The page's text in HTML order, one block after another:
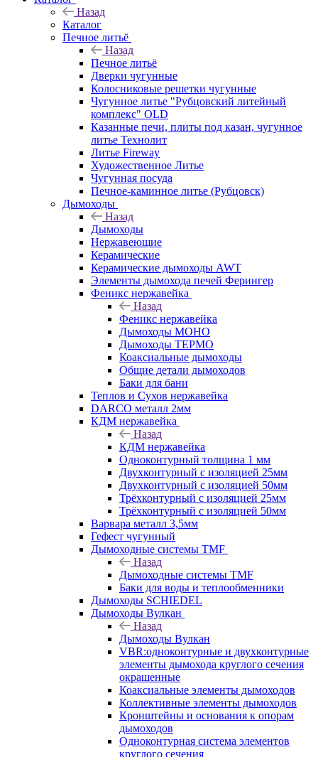
Назад
Каталог
Печное литьё
Назад
Печное литьё
Дверки чугунные
Колосниковые решетки чугунные
Чугунное литье "Рубцовский литейный
комплекс" OLD
Казанные печи, плиты под казан, чугунное
литье Технолит
Литье Fireway
Художественное Литье
Чугунная посуда
Печное-каминное литье (Рубцовск)
Дымоходы
Назад
Дымоходы
Нержавеющие
Керамические
Керамические дымоходы AWT
Элементы дымохода печей Ферингер
Феникс нержавейка
Назад
Феникс нержавейка
Дымоходы МОНО
Дымоходы ТЕРМО
Коаксиальные дымоходы
Общие детали дымоходов
Баки для бани
Теплов и Сухов нержавейка
DARCO металл 2мм
КДМ нержавейка
Назад
КДМ нержавейка
Одноконтурный толщина 1 мм
Двухконтурный с изоляцией 25мм
Двухконтурный с изоляцией 50мм
Трёхконтурный с изоляцией 25мм
Трёхконтурный с изоляцией 50мм
Варвара металл 3,5мм
Гефест чугунный
Дымоходные системы TMF
Назад
Дымоходные системы TMF
Баки для воды и теплообменники
Дымоходы SCHIEDEL
Дымоходы Вулкан
Назад
Дымоходы Вулкан
VBR:одноконтурные и двухконтурные
элементы дымохода круглого сечения
окрашенные
Коаксиальные элементы дымоходов
Коллективные элементы дымоходов
Кронштейны и основания к опорам
дымоходов
Одноконтурная система элементов
круглого сечения